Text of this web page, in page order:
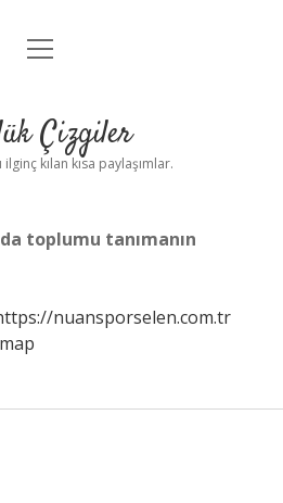
Anasayfa
Uyarı
menüyü
Çizgiler
kılan kısa paylaşımlar.
toplumu tanımanın
nuansporselen.com.tr